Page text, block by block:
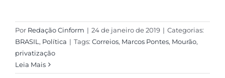
Por Redação Cinform | 24 de janeiro de 2019 | Categorias:
BRASIL, Política | Tags: Correios, Marcos Pontes, Mourão,
privatização
Leia Mais